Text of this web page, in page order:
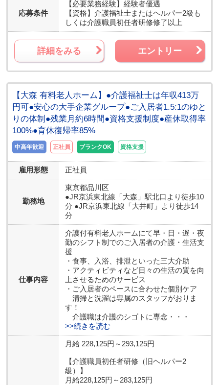
応募条件
【必要業務経験】 経験者優遇
【資格】 介護福祉士またはヘルパー2級も
しくは介護職員初任者研修修了以上
詳細をみる エントリー
【大森 有料老人ホーム】●介護福祉士は年収413万
円可●安心の大手企業グループ●ご入居者1.5:1のゆと
りの体制●残業月約6時間●資格支援制度●産休取得率
100%●育休復帰率85%
中高年歓迎 正社員 ブランクOK 資格支援
雇用形態 正社員
勤務地
東京都品川区
●JR京浜東北線「大森」駅北口より徒歩10
分 ●JR京浜東北線「大井町」より徒歩14
分
仕事内容
介護付有料老人ホームにて早・日・遅・夜
勤のシフト制でのご入居者の介護・生活支
援
・食事、入浴、排泄といった三大介助
・アクティビティなど日々の生活の質を向
上させるためのサービス
・ご入居者のペースに合わせた個別ケア
清掃と洗濯は専属のスタッフがおりま
す！
介護職は介護のシゴトに専念・・・
>>続きを読む
月給 228,125円～293,125円
【介護職員初任者研修（旧ヘルパー2
級）】
月給228,125円～283,125円